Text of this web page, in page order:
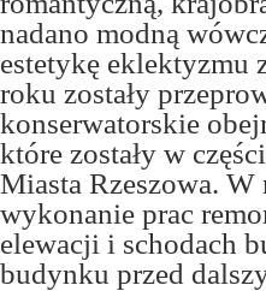
nadano modną
estetykę eklektyzmu
roku zostały
konserwatorskie
które zostały w
Miasta Rzeszowa.
wykonanie prac
elewacji i schodach
budynku przed